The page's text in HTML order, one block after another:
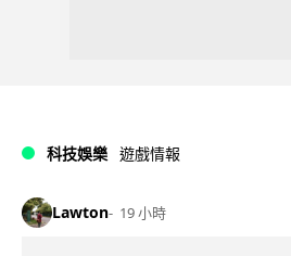
科技娛樂 遊戲情報
Lawton 19 小時